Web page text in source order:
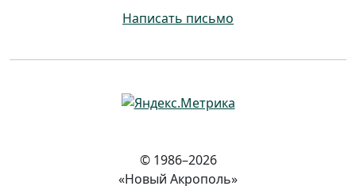
Написать письмо
© 1986–2026
«Новый Акрополь»